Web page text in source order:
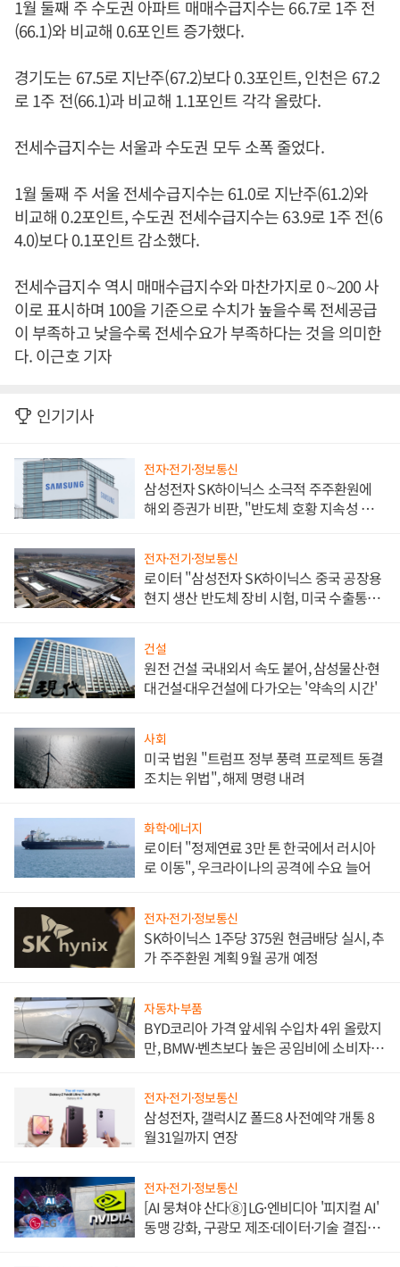
1월 둘째 주 수도권 아파트 매매수급지수는 66.7로 1주 전
(66.1)와 비교해 0.6포인트 증가했다.
경기도는 67.5로 지난주(67.2)보다 0.3포인트, 인천은 67.2
로 1주 전(66.1)과 비교해 1.1포인트 각각 올랐다.
전세수급지수는 서울과 수도권 모두 소폭 줄었다.
1월 둘째 주 서울 전세수급지수는 61.0로 지난주(61.2)와
비교해 0.2포인트, 수도권 전세수급지수는 63.9로 1주 전(6
4.0)보다 0.1포인트 감소했다.
전세수급지수 역시 매매수급지수와 마찬가지로 0∼200 사
이로 표시하며 100을 기준으로 수치가 높을수록 전세공급
이 부족하고 낮을수록 전세수요가 부족하다는 것을 의미한
다. 이근호 기자
인기기사
전자·전기·정보통신
삼성전자 SK하이닉스 소극적 주주환원에
해외 증권가 비판, "반도체 호황 지속성 의
전자·전기·정보통신
로이터 "삼성전자 SK하이닉스 중국 공장용
현지 생산 반도체 장비 시험, 미국 수출통제
건설
원전 건설 국내외서 속도 붙어, 삼성물산·현
대건설·대우건설에 다가오는 '약속의 시간'
사회
미국 법원 "트럼프 정부 풍력 프로젝트 동결
조치는 위법", 해제 명령 내려
화학·에너지
로이터 "정제연료 3만 톤 한국에서 러시아
로 이동", 우크라이나의 공격에 수요 늘어
전자·전기·정보통신
SK하이닉스 1주당 375원 현금배당 실시, 추
가 주주환원 계획 9월 공개 예정
자동차·부품
BYD코리아 가격 앞세워 수입차 4위 올랐지
만, BMW·벤츠보다 높은 공임비에 소비자
전자·전기·정보통신
삼성전자, 갤럭시Z 폴드8 사전예약 개통 8
월31일까지 연장
전자·전기·정보통신
[AI 뭉쳐야 산다⑧] LG·엔비디아 '피지컬 AI'
동맹 강화, 구광모 제조·데이터·기술 결집